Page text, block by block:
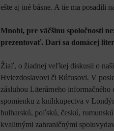
ešte aj iné básne. A tie ma posadili
Mnohí, pre väčšinu spoločnosti
prezentovať. Darí sa domácej
Žiaľ, o žiadnej veľkej diskusii o
Hviezdoslavovi či Rúfusovi. V
zásluhou Literárneho
spomienku z kníhkupectva v
bulharskú, poľskú, českú,
kvalitnými zahraničnými